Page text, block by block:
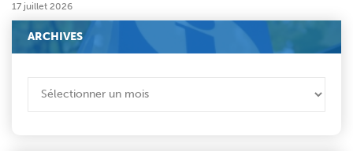
17 juillet 2026
ARCHIVES